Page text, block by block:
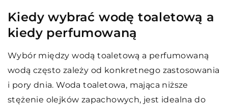
Kiedy wybrać wodę toaletową a
kiedy perfumowaną
Wybór między wodą toaletową a perfumowaną
wodą często zależy od konkretnego zastosowania
i pory dnia. Woda toaletowa, mająca niższe
stężenie olejków zapachowych, jest idealna do